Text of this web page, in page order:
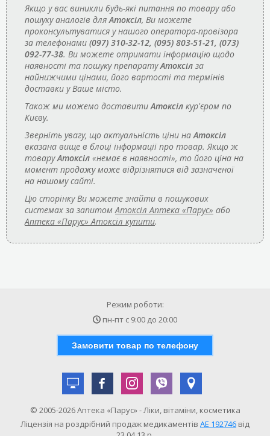
Якщо у вас виникли будь-які питання по товару або
пошуку аналогів дляАтоксіл, Ви можете
проконсультуватися у нашого оператора-провізора
за телефонами (097) 310-32-12, (095) 803-51-21, (073)
092-77-38. Ви можете отримати інформацію щодо
наявності та пошуку препаратуАтоксіл за
найнижчими цінами, його вартості та термінів
доставки у Ваше місто.
Також ми можемо доставитиАтоксіл кур'єром по
Києву.
Зверніть увагу, що актуальність ціни наАтоксіл
вказана вище в блоці інформації про товар. Якщо ж
товаруАтоксіл «немає в наявності», то його ціна на
момент продажу може відрізнятися від зазначеної
на нашому сайті.
Цю сторінку Ви можете знайти в пошукових
системах за запитомАтоксіл Аптека «Парус» або
Аптека «Парус» Атоксіл купити.
Режим роботи:
пн-пт с 9:00 до 20:00
Замовити товар по телефону
© 2005-2026 Аптека «Парус» - Ліки, вітаміни, косметика
Ліцензія на роздрібний продаж медикаментів АE 192746 від